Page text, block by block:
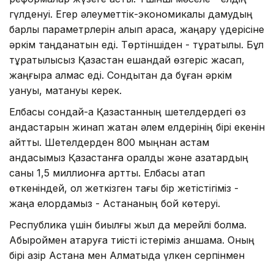
гүлденуі. Егер әлеуметтік-экономикалық дамудың
барлық параметрлерін алып қарасақ, жаңару үдерісіне
әркім таңданатын еді. Төртіншіден - тұрақтылық. Бұл
тұрақтылықсыз Қазақстан ешқандай өзгеріс жасап,
жаңғыра алмас еді. Сондықтан да бұған әркім
қуануы, мақтануы керек.
Елбасы сондай-ақ Қазақстанның шетелдердегі өз
қандастарын жинап жатқан әлем елдерінің бірі екенін
айтты. Шетелдерден 800 мыңнан астам
қандасымыз Қазақстанға оралды және қазақтардың
саны 1,5 миллионға артты. Елбасы атап
өткеніндей, қол жеткізген тағы бір жетістігіміз -
жаңа елордамыз - Астананың бой көтеруі.
Республика үшін биылғы жыл да мерейлі болмақ.
Абыроймен атқаруға тиісті істеріміз қаншама. Оның
бірі қазір Астана мен Алматыда үлкен серпінмен